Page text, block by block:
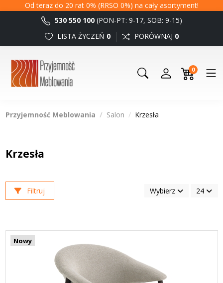
Od teraz do 20 rat 0% (RRSO 0%) na cały asortyment!
530 550 100 (PON-PT: 9-17, SOB: 9-15)
LISTA ŻYCZEŃ 0 PORÓWNAJ 0
0
Przyjemność Meblowania Salon Krzesła
Krzesła
Filtruj Wybierz 24
Nowy